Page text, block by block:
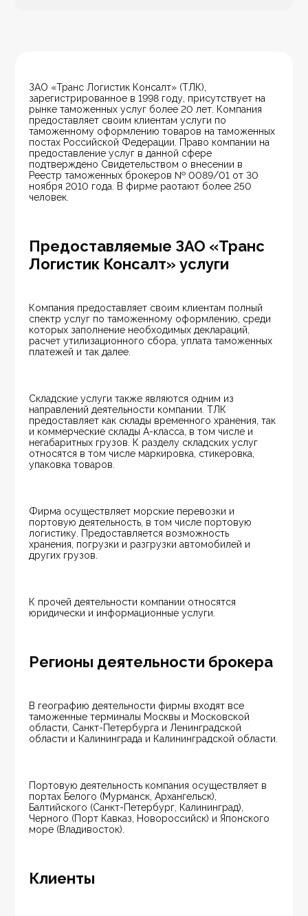
ЗАО «Транс Логистик Консалт» (ТЛК),
зарегистрированное в 1998 году, присутствует на
рынке таможенных услуг более 20 лет. Компания
предоставляет своим клиентам услуги по
таможенному оформлению товаров на таможенных
постах Российской Федерации. Право компании на
предоставление услуг в данной сфере
подтверждено Свидетельством о внесении в
Реестр таможенных брокеров № 0089/01 от 30
ноября 2010 года. В фирме раотают более 250
человек.
Предоставляемые ЗАО «Транс
Логистик Консалт» услуги
Компания предоставляет своим клиентам полный
спектр услуг по таможенному оформлению, среди
которых заполнение необходимых деклараций,
расчет утилизационного сбора, уплата таможенных
платежей и так далее.
Складские услуги также являются одним из
направлений деятельности компании. ТЛК
предоставляет как склады временного хранения, так
и коммерческие склады А-класса, в том числе и
негабаритных грузов. К разделу складских услуг
относятся в том числе маркировка, стикеровка,
упаковка товаров.
Фирма осуществляет морские перевозки и
портовую деятельность, в том числе портовую
логистику. Предоставляется возможность
хранения, погрузки и разгрузки автомобилей и
других грузов.
К прочей деятельности компании относятся
юридически и информационные услуги.
Регионы деятельности брокера
В географию деятельности фирмы входят все
таможенные терминалы Москвы и Московской
области, Санкт-Петербурга и Ленинградской
области и Калининграда и Калининградской области.
Портовую деятельность компания осуществляет в
портах Белого (Мурманск, Архангельск),
Балтийского (Санкт-Петербург, Калининград),
Черного (Порт Кавказ, Новороссийск) и Японского
море (Владивосток).
Клиенты